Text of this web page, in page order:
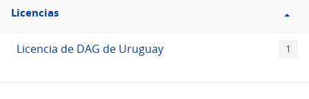
Licencias
Licencias
Licencia de DAG de Uruguay 1